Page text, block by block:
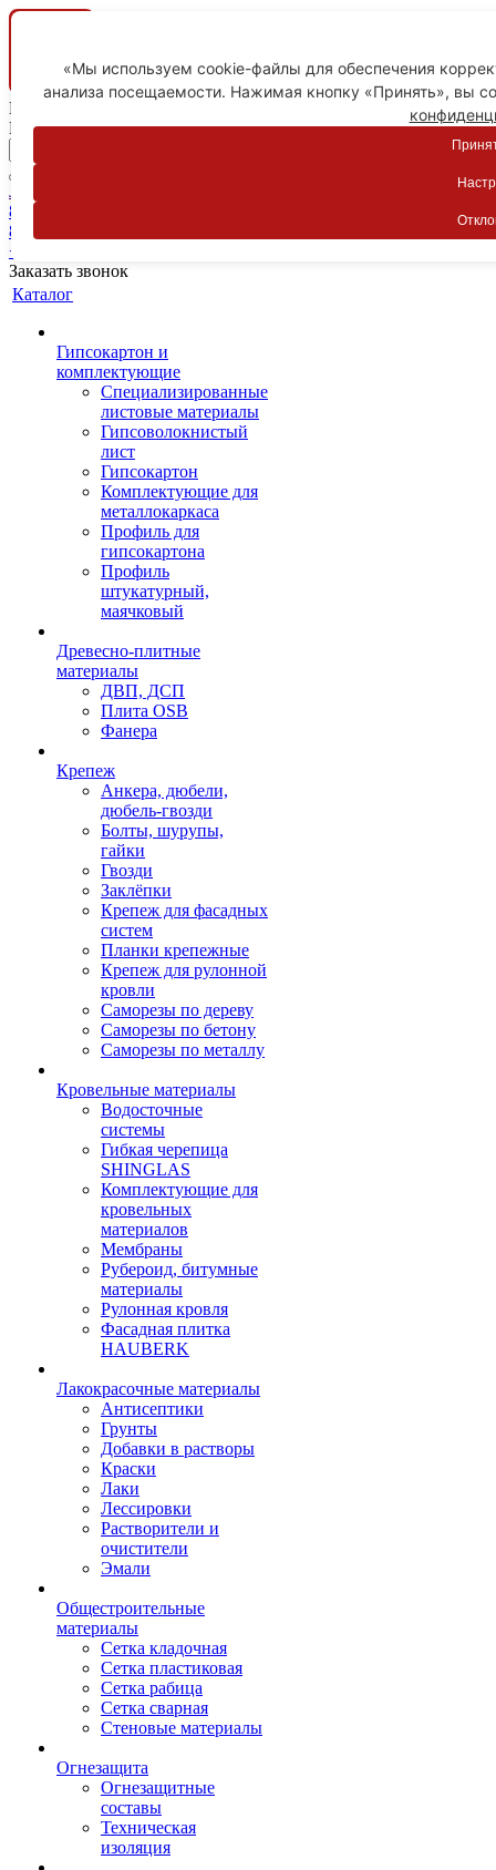
Ваш город
Пятигорск
Личный кабинет
8-800-775-59-89
8-800-775-59-89
+7 918 754-83-77
Заказать звонок
Каталог
Гипсокартон и
комплектующие
Специализированные
листовые материалы
Гипсоволокнистый
лист
Гипсокартон
Комплектующие для
металлокаркаса
Профиль для
гипсокартона
Профиль
штукатурный,
маячковый
Древесно-плитные
материалы
ДВП, ДСП
Плита OSB
Фанера
Крепеж
Анкера, дюбели,
дюбель-гвозди
Болты, шурупы,
гайки
Гвозди
Заклёпки
Крепеж для фасадных
систем
Планки крепежные
Крепеж для рулонной
кровли
Саморезы по дереву
Саморезы по бетону
Саморезы по металлу
Кровельные материалы
Водосточные
системы
Гибкая черепица
SHINGLAS
Комплектующие для
кровельных
материалов
Мембраны
Рубероид, битумные
материалы
Рулонная кровля
Фасадная плитка
HAUBERK
Лакокрасочные материалы
Антисептики
Грунты
Добавки в растворы
Краски
Лаки
Лессировки
Растворители и
очистители
Эмали
Общестроительные
материалы
Сетка кладочная
Сетка пластиковая
Сетка рабица
Сетка сварная
Стеновые материалы
Огнезащита
Огнезащитные
составы
Техническая
изоляция
«Мы используем cookie-файлы для обеспечения
анализа посещаемости. Нажимая кнопку «Принять», вы